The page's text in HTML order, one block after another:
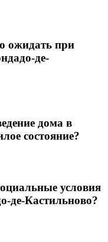
ожидать при
де-
дома в
состояние?
условия
де-Кастильново?